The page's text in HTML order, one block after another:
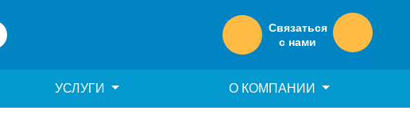
Связаться
с нами
УСЛУГИ О КОМПАНИИ